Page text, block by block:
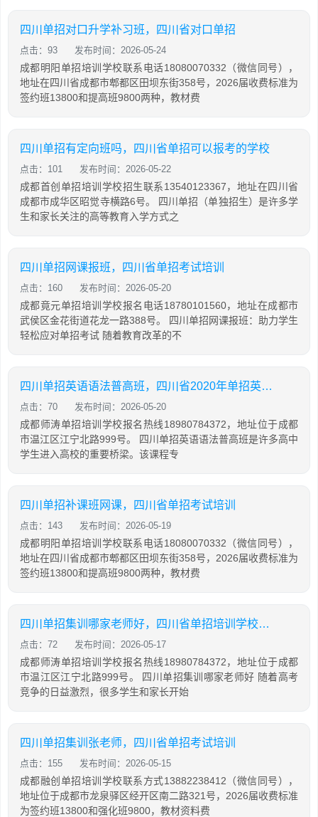
四川单招对口升学补习班，四川省对口单招
点击：93 发布时间：2026-05-24
成都明阳单招培训学校联系电话18080070332（微信同号），
地址在四川省成都市郫都区田坝东街358号，2026届收费标准为
签约班13800和提高班9800两种，教材费
四川单招有定向班吗，四川省单招可以报考的学校
点击：101 发布时间：2026-05-22
成都首创单招培训学校招生联系13540123367，地址在四川省
成都市成华区昭觉寺横路6号。 四川单招（单独招生）是许多学
生和家长关注的高等教育入学方式之
四川单招网课报班，四川省单招考试培训
点击：160 发布时间：2026-05-20
成都竟元单招培训学校报名电话18780101560，地址在成都市
武侯区金花街道花龙一路388号。 四川单招网课报班：助力学生
轻松应对单招考试 随着教育改革的不
四川单招英语语法普高班，四川省2020年单招英语普高试题及答案
点击：70 发布时间：2026-05-20
成都师涛单招培训学校报名热线18980784372，地址位于成都
市温江区江宁北路999号。 四川单招英语语法普高班是许多高中
学生进入高校的重要桥梁。该课程专
四川单招补课班网课，四川省单招考试培训
点击：143 发布时间：2026-05-19
成都明阳单招培训学校联系电话18080070332（微信同号），
地址在四川省成都市郫都区田坝东街358号，2026届收费标准为
签约班13800和提高班9800两种，教材费
四川单招集训哪家老师好，四川省单招培训学校排名
点击：72 发布时间：2026-05-17
成都师涛单招培训学校报名热线18980784372，地址位于成都
市温江区江宁北路999号。 四川单招集训哪家老师好 随着高考
竞争的日益激烈，很多学生和家长开始
四川单招集训张老师，四川省单招考试培训
点击：155 发布时间：2026-05-15
成都融创单招培训学校联系方式13882238412（微信同号），
地址位于成都市龙泉驿区经开区南二路321号，2026届收费标准
为签约班13800和强化班9800，教材资料费